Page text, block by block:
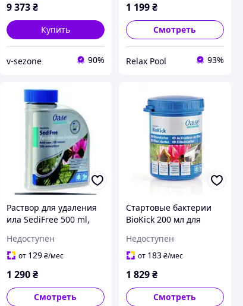
9 373 ₴
Купить
v-sezone 90%
1 199₴
Смотреть
Relax Pool 93%
Раствор для удаления
ила SediFree 500 ml,
Недоступен
от 129 ₴/мес
1 290 ₴
Смотреть
Стартовые бактерии
BioKick 200 мл для
51456/50295
Недоступен
от 183₴/мес
1 829₴
Смотреть